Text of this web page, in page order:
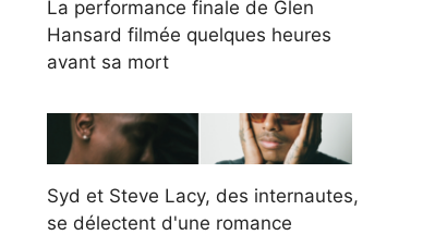
La performance finale de Glen
Hansard filmée quelques heures
avant sa mort
Syd et Steve Lacy, des internautes,
se délectent d'une romance